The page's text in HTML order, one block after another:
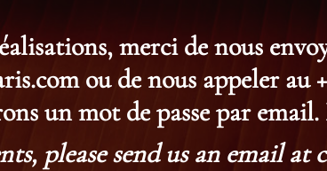
merci de nous
ou de nous appeler au
un mot de passe par
please send us an email at